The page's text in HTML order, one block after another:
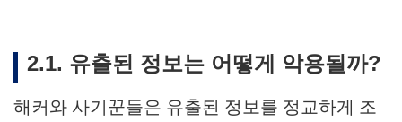
2.1. 유출된 정보는 어떻게 악용될까?
해커와 사기꾼들은 유출된 정보를 정교하게 조